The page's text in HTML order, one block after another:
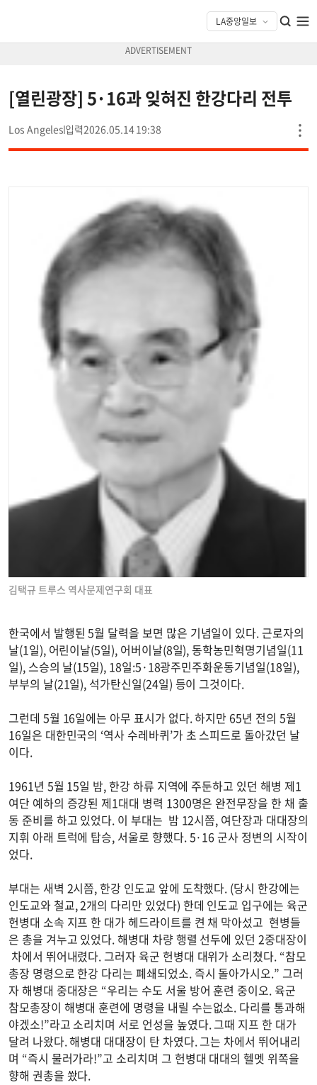
[열린광장] 5·16과 잊혀진 한강다리 전투
Los Angeles 2026.05.14 19:38
김택규 트루스 역사문제연구회 대표
한국에서 발행된 5월 달력을 보면 많은 기념일이 있다. 근로자의
날(1일), 어린이날(5일), 어버이날(8일), 동학농민혁명기념일(11
일), 스승의 날(15일), 18일:5·18광주민주화운동기념일(18일),
부부의 날(21일), 석가탄신일(24일) 등이 그것이다.
그런데 5월 16일에는 아무 표시가 없다. 하지만 65년 전의 5월
16일은 대한민국의 ‘역사 수레바퀴’가 초 스피드로 돌아갔던 날
이다.
1961년 5월 15일 밤, 한강 하류 지역에 주둔하고 있던 해병 제1
여단 예하의 증강된 제1대대 병력 1300명은 완전무장을 한 채 출
동 준비를 하고 있었다. 이 부대는 밤 12시쯤, 여단장과 대대장의
지휘 아래 트럭에 탑승, 서울로 향했다. 5·16 군사 정변의 시작이
었다.
부대는 새벽 2시쯤, 한강 인도교 앞에 도착했다. (당시 한강에는
인도교와 철교, 2개의 다리만 있었다) 한데 인도교 입구에는 육군
헌병대 소속 지프 한 대가 헤드라이트를 켠 채 막아섰고 현병들
은 총을 겨누고 있었다. 해병대 차량 행렬 선두에 있던 2중대장이
차에서 뛰어내렸다. 그러자 육군 헌병대 대위가 소리쳤다. “참모
총장 명령으로 한강 다리는 폐쇄되었소. 즉시 돌아가시오.” 그러
자 해병대 중대장은 “우리는 수도 서울 방어 훈련 중이오. 육군
참모총장이 해병대 훈련에 명령을 내릴 수는없소. 다리를 통과해
야겠소!”라고 소리치며 서로 언성을 높였다. 그때 지프 한 대가
달려 나왔다. 해병대 대대장이 탄 차였다. 그는 차에서 뛰어내리
며 “즉시 물러가라!”고 소리치며 그 헌병대 대대의 헬멧 위쪽을
향해 권총을 쐈다.